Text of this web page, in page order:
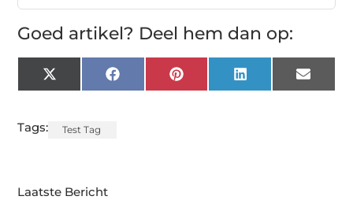
Goed artikel? Deel hem dan op:
X
(Twitter)
FacebookPinterest LinkedIn Email
Tags: Test Tag
Laatste Bericht